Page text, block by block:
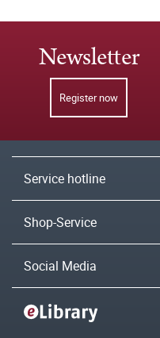
Newsletter
Register now
Service hotline
Shop-Service
Social Media